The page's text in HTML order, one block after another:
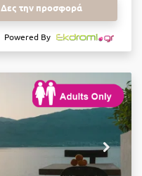
Δες την προσφορά
Powered By